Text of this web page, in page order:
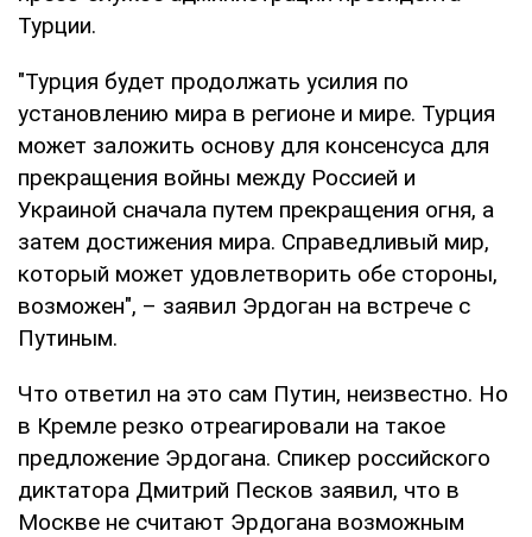
Турции.
"Турция будет продолжать усилия по
установлению мира в регионе и мире. Турция
может заложить основу для консенсуса для
прекращения войны между Россией и
Украиной сначала путем прекращения огня, а
затем достижения мира. Справедливый мир,
который может удовлетворить обе стороны,
возможен", – заявил Эрдоган на встрече с
Путиным.
Что ответил на это сам Путин, неизвестно. Но
в Кремле резко отреагировали на такое
предложение Эрдогана. Спикер российского
диктатора Дмитрий Песков заявил, что в
Москве не считают Эрдогана возможным